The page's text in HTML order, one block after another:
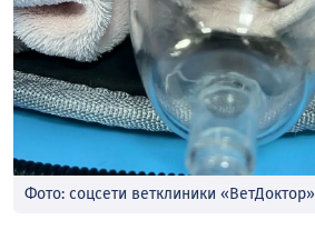
Фото: соцсети ветклиники «ВетДоктор»